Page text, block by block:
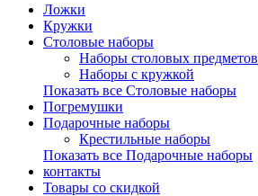
Ложки
Кружки
Столовые наборы
Наборы столовых предметов
Наборы с кружкой
Показать все Столовые наборы
Погремушки
Подарочные наборы
Крестильные наборы
Показать все Подарочные наборы
контакты
Товары со скидкой